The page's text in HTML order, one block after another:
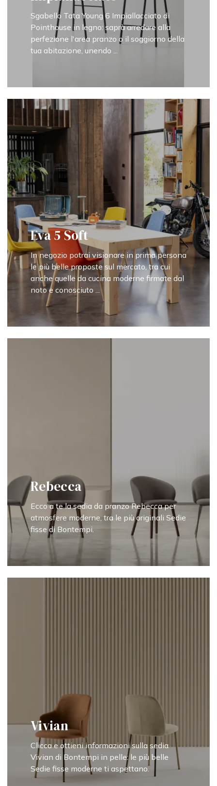
Sgabello Tata Young 6 Impiallacciato di
Pointhouse in legno: saprà arredare alla
perfezione l'area pranzo o il soggiorno della
tua abitazione, unendo ...
Eva 5 Soft
In negozio potrai visionare in prima persona
le più belle proposte sul mercato, tra cui
anche quelle da cucina moderne firmate dal
noto e conosciuto ...
Rebecca
Ecco a te la sedia da pranzo Rebecca per
atmosfere moderne, tra le più originali Sedie
fisse di Bontempi.
Vivian
Clicca e ottieni informazioni sulla sedia
Vivian di Bontempi in pelle: le più belle
Sedie fisse moderne ti aspettano.